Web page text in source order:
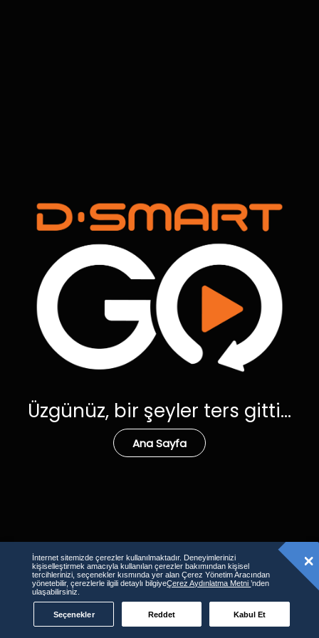
Üzgünüz, bir şeyler ters gitti...
Ana Sayfa
İnternet sitemizde çerezler kullanılmaktadır. Deneyimlerinizi
kişiselleştirmek amacıyla kullanılan çerezler bakımından kişisel
tercihlerinizi, seçenekler kısmında yer alan Çerez Yönetim Aracından
yönetebilir, çerezlerle ilgili detaylı bilgiyeÇerez Aydınlatma Metni’nden
ulaşabilirsiniz.
Seçenekler Reddet Kabul Et